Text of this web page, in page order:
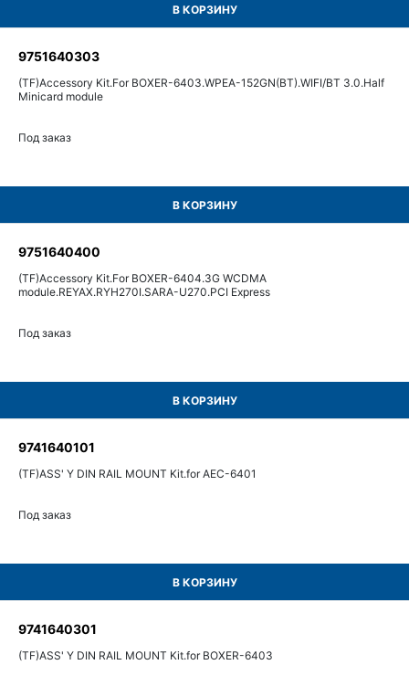
В КОРЗИНУ
9751640303
(TF)Accessory Kit.For BOXER-6403.WPEA-152GN(BT).WIFI/BT 3.0.Half
Minicard module
Под заказ
В КОРЗИНУ
9751640400
(TF)Accessory Kit.For BOXER-6404.3G WCDMA
module.REYAX.RYH270I.SARA-U270.PCI Express
Под заказ
В КОРЗИНУ
9741640101
(TF)ASS' Y DIN RAIL MOUNT Kit.for AEC-6401
Под заказ
В КОРЗИНУ
9741640301
(TF)ASS' Y DIN RAIL MOUNT Kit.for BOXER-6403